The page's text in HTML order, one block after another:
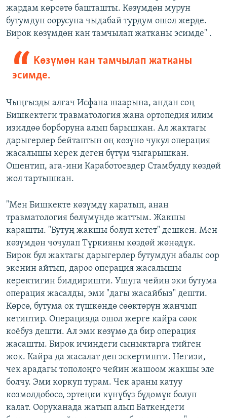
жардам көрсөтө башташты. Көзүмдөн мурун
бутумдун оорусуна чыдабай турдум ошол жерде.
Бирок көзүмдөн кан тамчылап жатканы эсимде" .
Kөзүмөн кан тамчылап жатканы
эсимде.
Чыңгызды алгач Исфана шаарына, андан соң
Бишкектеги травматология жана ортопедия илим
изилдөө борборуна алып барышкан. Ал жактагы
дарыгерлер бейтаптын оң көзүнө чукул операция
жасалышы керек деген бүтүм чыгарышкан.
Ошентип, ага-ини Каработоевдер Стамбулду көздөй
жол тартышкан.
"Мен Бишкекте көзүмдү каратып, анан
травматология бөлүмүндө жаттым. Жакшы
карашты. "Бутуң жакшы болуп кетет" дешкен. Мен
көзүмдөн чочулап Түркияны көздөй жөнөдүк.
Бирок бул жактагы дарыгерлер бутумдун абалы оор
экенин айтып, дароо операция жасалышы
керектигин билдиришти. Ушуга чейин эки бутума
операция жасалды, эми "дагы жасайбыз" дешти.
Көрсө, бутума ок түшкөндө сөөктөрүн жанчып
кетиптир. Операцияда ошол жерге кайра сөөк
коёбуз дешти. Ал эми көзүмө да бир операция
жасашты. Бирок ичиндеги сыныктарга тийген
жок. Кайра да жасалат деп эскертишти. Негизи,
чек арадагы тополоңго чейин жашоом жакшы эле
болчу. Эми коркуп турам. Чек араны катуу
көзмөлдөбөсө, эртеңки күнүбүз бүдөмүк болуп
калат. Ооруканада жатып алып Баткендеги